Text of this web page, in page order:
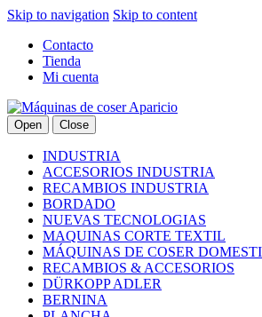
Skip to navigation Skip to content
Contacto
Tienda
Mi cuenta
Open Close
INDUSTRIA
ACCESORIOS INDUSTRIA
RECAMBIOS INDUSTRIA
BORDADO
NUEVAS TECNOLOGIAS
MAQUINAS CORTE TEXTIL
MÁQUINAS DE COSER
RECAMBIOS & ACCESORIOS
DÜRKOPP ADLER
BERNINA